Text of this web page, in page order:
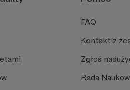
FAQ
Kontakt z
Zgłoś
Rada